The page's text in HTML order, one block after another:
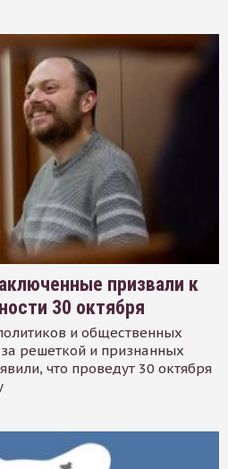
призвали к
30 октября
и общественных
решеткой и признанных
что проведут 30 октября